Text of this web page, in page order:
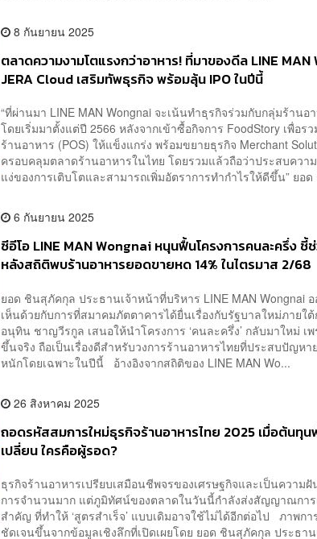
8 กันยายน 2025
ตลาดความงามโตแรงกว่าอาหาร! ที่มาของดีล LINE
JERA Cloud เสริมทัพธุรกิจ พร้อมลุ้น IPO ในปีนี้
“ที่ผ่านมา LINE MAN Wongnai จะเน้นทำธุรกิจร่วมกับกลุ่มร้านอ
โดยเริ่มมาตั้งแต่ปี 2566 หลังจากเข้าซื้อกิจการ FoodStory เพื่อร
ร้านอาหาร (POS) ให้แข็งแกร่ง พร้อมขยายธุรกิจ Merchant
ครอบคลุมตลาดร้านอาหารในไทย โดยรวมแล้วถือว่าประสบควา
แง่ของการเติบโตและสามารถเพิ่มอัตราการทำกำไรให้ดีขึ้น” ยอ
6 กันยายน 2025
ซีอีโอ LINE MAN Wongnai หนุนฟื้นโครงการคนละครึ่ง ชี้
หลังสถิติพบร้านอาหารยอดขายหด 14% ในไตรมาส 2/68
ยอด ชินสุภัคกุล ประธานเจ้าหน้าที่บริหาร LINE MAN Wongnai
เห็นด้วยกับการที่สมาคมภัตตาคารได้ยื่นเรื่องกับรัฐบาลใหม่ภายใ
อนุทิน ชาญวีรกูล เสนอให้นำโครงการ ‘คนละครึ่ง’ กลับมาใหม่ เพร
ขึ้นจริง ถือเป็นเรื่องดีสำหรับวงการร้านอาหารไทยที่ประสบปัญหา
หนักโดยเฉพาะในปีนี้ อ้างอิงจากสถิติของ LINE MAN Wo...
26 สิงหาคม 2025
ถอดรหัสสมการใหม่ธุรกิจร้านอาหารไทย 2025 เมื่อต้นทุ
เปลี่ยน ใครคือผู้รอด?
ธุรกิจร้านอาหารเปรียบเสมือนชีพจรของเศรษฐกิจและเป็นความ
การจำนวนมาก แต่ภูมิทัศน์ของตลาดในวันนี้กำลังส่งสัญญาณการ
สำคัญ ที่ทำให้ ‘สูตรสำเร็จ’ แบบเดิมอาจใช้ไม่ได้อีกต่อไป ภาพก
ชัดเจนขึ้นจากข้อมูลเชิงลึกที่เปิดเผยโดย ยอด ชินสุภัคกุล ประธา